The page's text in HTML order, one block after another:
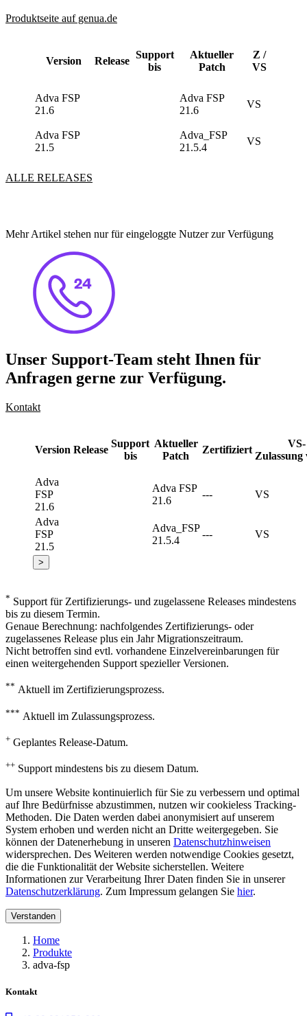
Produktseite auf genua.de
Version Release
Support
bis
Aktueller
Patch
Z /
VS
Adva FSP
21.6
Adva FSP
21.6
VS
Adva FSP
21.5
Adva_FSP
21.5.4
VS
ALLE RELEASES
Mehr Artikel stehen nur für eingeloggte Nutzer zur Verfügung
Unser Support-Team steht Ihnen für
Anfragen gerne zur Verfügung.
Kontakt
Version Release
Support
bis
Aktueller
Patch
Zertifiziert
VS-
Zulassung
Adva
FSP
21.6
Adva FSP
21.6
--- VS
Adva
FSP
21.5
Adva_FSP
21.5.4
--- VS
>
* Support für Zertifizierungs- und zugelassene Releases mindestens
bis zu diesem Termin.
Genaue Berechnung: nachfolgendes Zertifizierungs- oder
zugelassenes Release plus ein Jahr Migrationszeitraum.
Nicht betroffen sind evtl. vorhandene Einzelvereinbarungen für
einen weitergehenden Support spezieller Versionen.
** Aktuell im Zertifizierungsprozess.
*** Aktuell im Zulassungsprozess.
+ Geplantes Release-Datum.
++ Support mindestens bis zu diesem Datum.
Um unsere Website kontinuierlich für Sie zu verbessern und optimal
auf Ihre Bedürfnisse abzustimmen, nutzen wir cookieless Tracking-
Methoden. Die Daten werden dabei anonymisiert auf unserem
System erhoben und werden nicht an Dritte weitergegeben. Sie
können der Datenerhebung in unseren Datenschutzhinweisen
widersprechen. Des Weiteren werden notwendige Cookies gesetzt,
die die Funktionalität der Website sicherstellen. Weitere
Informationen zur Verarbeitung Ihrer Daten finden Sie in unserer
Datenschutzerklärung. Zum Impressum gelangen Sie hier.
Verstanden
Home
Produkte
adva-fsp
Kontakt